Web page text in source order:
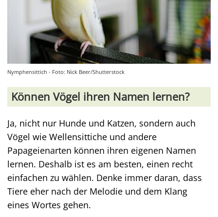
Nymphensittich - Foto: Nick Beer/Shutterstock
Können Vögel ihren Namen lernen?
Ja, nicht nur Hunde und Katzen, sondern auch
Vögel wie Wellensittiche und andere
Papageienarten können ihren eigenen Namen
lernen. Deshalb ist es am besten, einen recht
einfachen zu wählen. Denke immer daran, dass
Tiere eher nach der Melodie und dem Klang
eines Wortes gehen.